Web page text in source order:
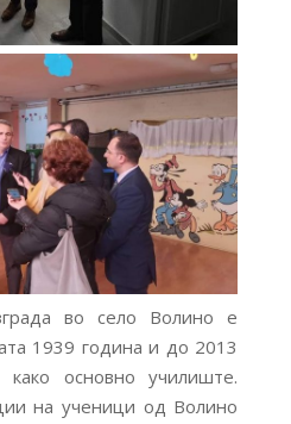
во село Волино е
1939 година и до 2013
основно училиште.
на ученици од Волино